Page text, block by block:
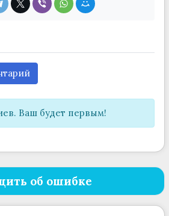
Ваш будет первым!
об ошибке